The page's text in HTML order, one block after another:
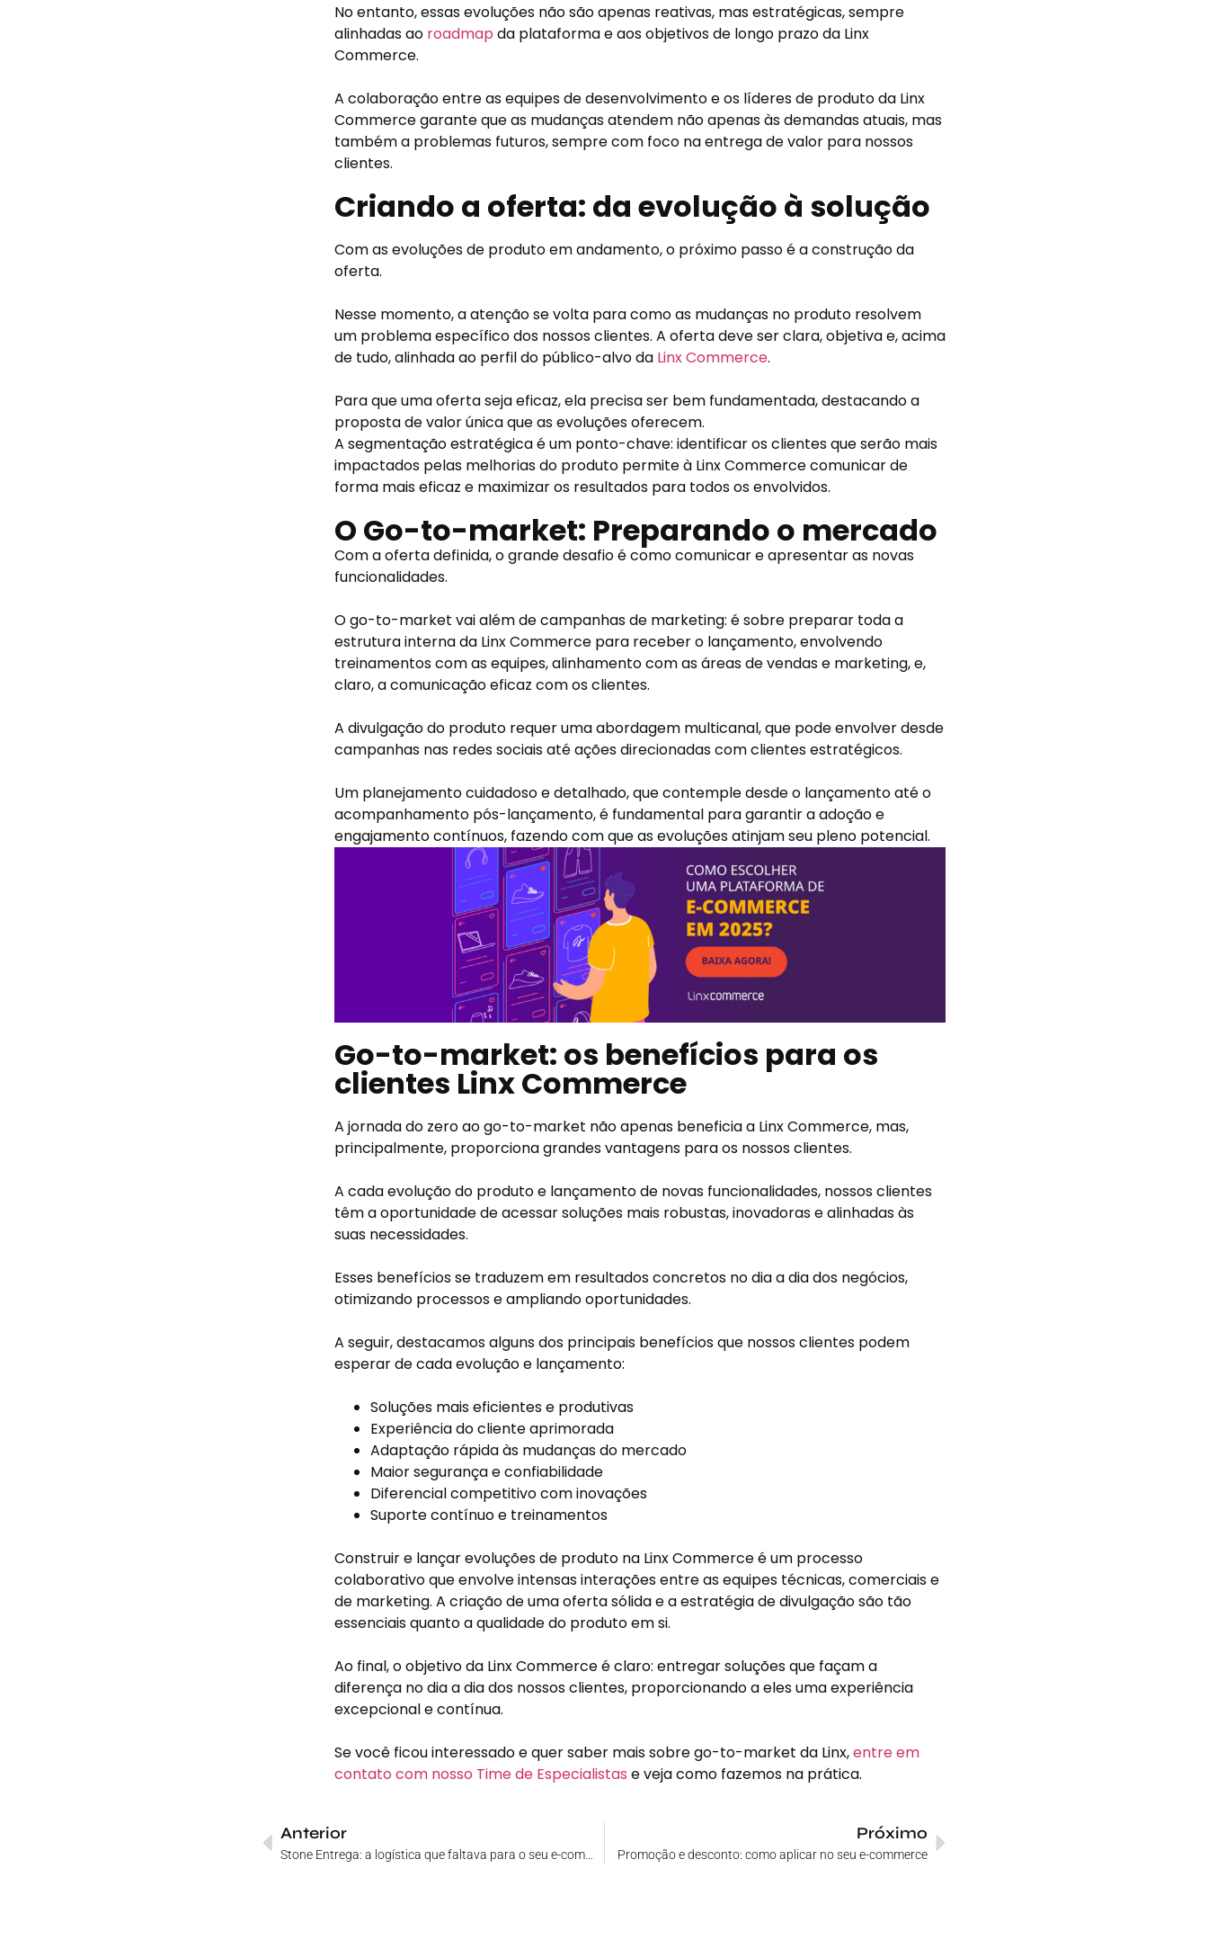
No entanto, essas evoluções não são apenas reativas, mas estratégicas, sempre
alinhadas ao roadmap da plataforma e aos objetivos de longo prazo da Linx
Commerce.
A colaboração entre as equipes de desenvolvimento e os líderes de produto da Linx
Commerce garante que as mudanças atendem não apenas às demandas atuais, mas
também a problemas futuros, sempre com foco na entrega de valor para nossos
clientes.
Criando a oferta: da evolução à solução
Com as evoluções de produto em andamento, o próximo passo é a construção da
oferta.
Nesse momento, a atenção se volta para como as mudanças no produto resolvem
um problema específico dos nossos clientes. A oferta deve ser clara, objetiva e, acima
de tudo, alinhada ao perfil do público-alvo da Linx Commerce.
Para que uma oferta seja eficaz, ela precisa ser bem fundamentada, destacando a
proposta de valor única que as evoluções oferecem.
A segmentação estratégica é um ponto-chave: identificar os clientes que serão mais
impactados pelas melhorias do produto permite à Linx Commerce comunicar de
forma mais eficaz e maximizar os resultados para todos os envolvidos.
O Go-to-market: Preparando o mercado
Com a oferta definida, o grande desafio é como comunicar e apresentar as novas
funcionalidades.
O go-to-market vai além de campanhas de marketing: é sobre preparar toda a
estrutura interna da Linx Commerce para receber o lançamento, envolvendo
treinamentos com as equipes, alinhamento com as áreas de vendas e marketing, e,
claro, a comunicação eficaz com os clientes.
A divulgação do produto requer uma abordagem multicanal, que pode envolver desde
campanhas nas redes sociais até ações direcionadas com clientes estratégicos.
Um planejamento cuidadoso e detalhado, que contemple desde o lançamento até o
acompanhamento pós-lançamento, é fundamental para garantir a adoção e
engajamento contínuos, fazendo com que as evoluções atinjam seu pleno potencial.
Go-to-market: os benefícios para os
clientes Linx Commerce
A jornada do zero ao go-to-market não apenas beneficia a Linx Commerce, mas,
principalmente, proporciona grandes vantagens para os nossos clientes.
A cada evolução do produto e lançamento de novas funcionalidades, nossos clientes
têm a oportunidade de acessar soluções mais robustas, inovadoras e alinhadas às
suas necessidades.
Esses benefícios se traduzem em resultados concretos no dia a dia dos negócios,
otimizando processos e ampliando oportunidades.
A seguir, destacamos alguns dos principais benefícios que nossos clientes podem
esperar de cada evolução e lançamento:
Soluções mais eficientes e produtivas
Experiência do cliente aprimorada
Adaptação rápida às mudanças do mercado
Maior segurança e confiabilidade
Diferencial competitivo com inovações
Suporte contínuo e treinamentos
Construir e lançar evoluções de produto na Linx Commerce é um processo
colaborativo que envolve intensas interações entre as equipes técnicas, comerciais e
de marketing. A criação de uma oferta sólida e a estratégia de divulgação são tão
essenciais quanto a qualidade do produto em si.
Ao final, o objetivo da Linx Commerce é claro: entregar soluções que façam a
diferença no dia a dia dos nossos clientes, proporcionando a eles uma experiência
excepcional e contínua.
Se você ficou interessado e quer saber mais sobre go-to-market da Linx,entre em
contato com nosso Time de Especialistas e veja como fazemos na prática.
Anterior Próximo
Promoção e desconto: como aplicar no seu e-commerce